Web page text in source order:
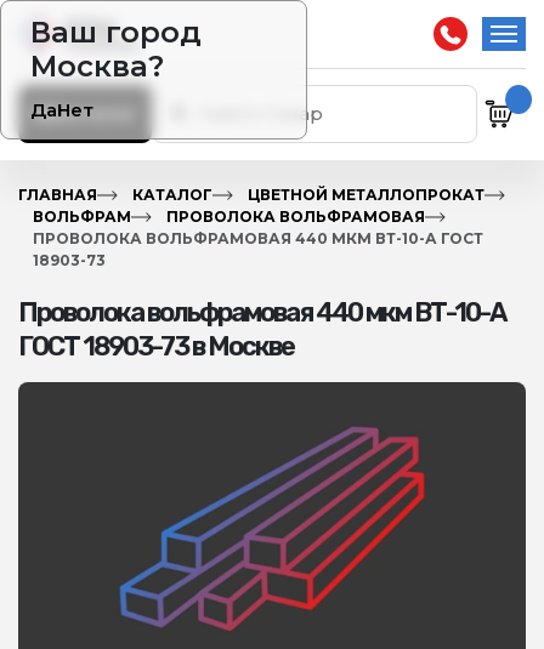
Ваш город
Москва?
ДаНет
Каталог
ГЛАВНАЯ КАТАЛОГ
ЦВЕТНОЙ МЕТАЛЛОПРОКАТ
ВОЛЬФРАМ
ПРОВОЛОКА ВОЛЬФРАМОВАЯ
ПРОВОЛОКА ВОЛЬФРАМОВАЯ 440 МКМ ВТ-10-А ГОСТ
18903-73
Проволока вольфрамовая 440 мкм ВТ-10-А
ГОСТ 18903-73 в Москве